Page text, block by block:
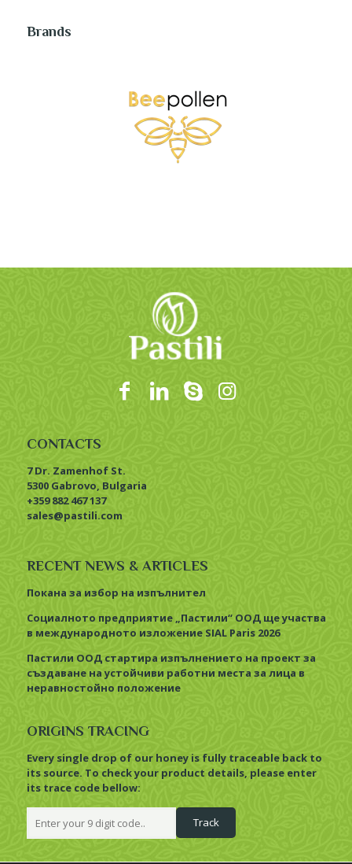
Brands
CONTACTS
7 Dr. Zamenhof St.
5300 Gabrovo, Bulgaria
+359 882 467 137
sales@pastili.com
RECENT NEWS & ARTICLES
Покана за избор на изпълнител
Социалното предприятие „Пастили“ ООД ще участва
в международното изложение SIAL Paris 2026
Пастили ООД стартира изпълнението на проект за
създаване на устойчиви работни места за лица в
неравностойно положение
ORIGINS TRACING
Every single drop of our honey is fully traceable back to
its source. To check your product details, please enter
its trace code bellow: